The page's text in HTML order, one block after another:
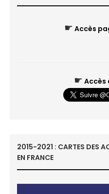
☛ Accès
☛ Accès
2015-2021 : CARTES DES
EN FRANCE